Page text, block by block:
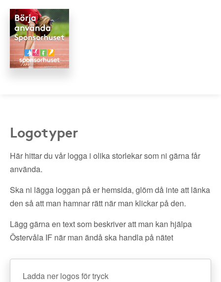
Logotyper
Här hittar du vår logga i olika storlekar som ni gärna får
använda.
Ska ni lägga loggan på er hemsida, glöm då inte att länka
den så att man hamnar rätt när man klickar på den.
Lägg gärna en text som beskriver att man kan hjälpa
Östervåla IF när man ändå ska handla på nätet
Ladda ner logos för tryck